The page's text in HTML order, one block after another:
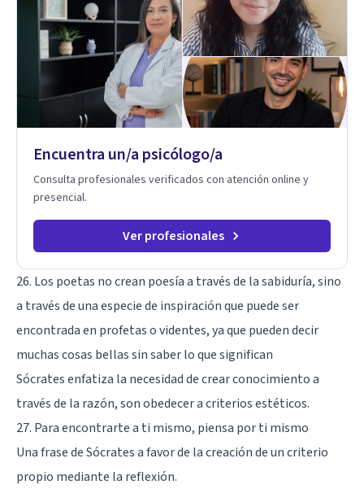
Adolescentes y Adultos
Encuentra un/a psicólogo/a
Consulta profesionales verificados con atención online y
presencial.
Ver profesionales
26. Los poetas no crean poesía a través de la sabiduría, sino
a través de una especie de inspiración que puede ser
encontrada en profetas o videntes, ya que pueden decir
muchas cosas bellas sin saber lo que significan
Sócrates enfatiza la necesidad de crear conocimiento a
través de la razón, son obedecer a criterios estéticos.
27. Para encontrarte a ti mismo, piensa por ti mismo
Una frase de Sócrates a favor de la creación de un criterio
propio mediante la reflexión.